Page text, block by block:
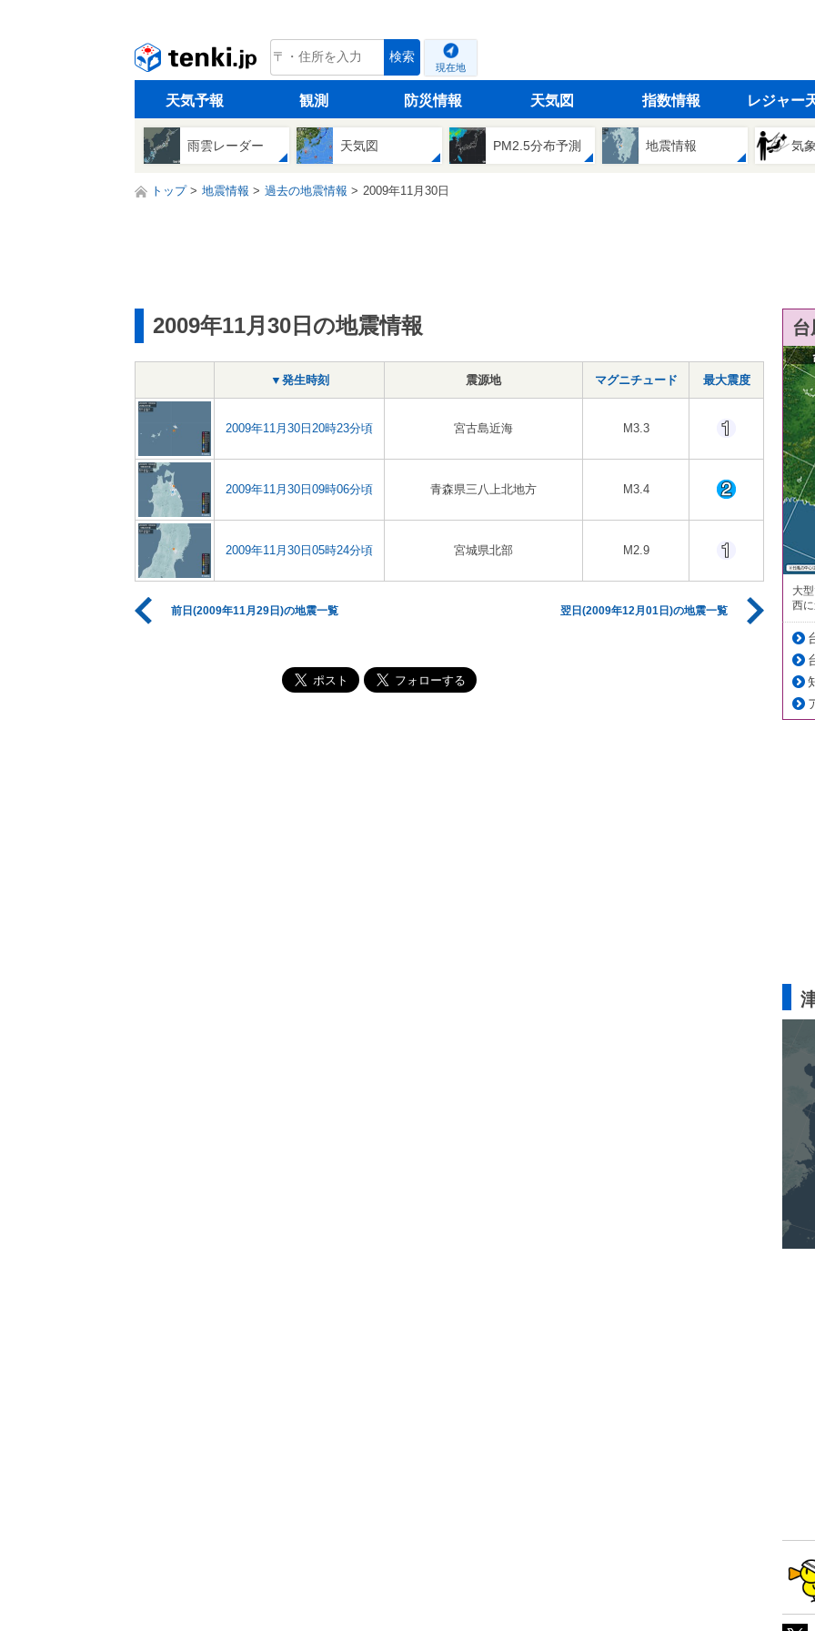
tenki.jp 検索
現在地
天気予報 観測 防災情報 天気図 指数情報 レジャー
雨雲レーダー 天気図 PM2.5分布予測 地震情報 気
トップ 地震情報 過去の地震情報 2009年11月30日
2009年11月30日の地震情報
▼発生時刻 震源地 マグニチュード 最大震度
2009年11月30日20時23分頃 宮古島近海 M3.3
2009年11月30日09時06分頃 青森県三八上北地方 M3.4
2009年11月30日05時24分頃 宮城県北部 M2.9
前日(2009年11月29日)の地震一覧 翌日(2009年12月01日)の地震一覧
大
西